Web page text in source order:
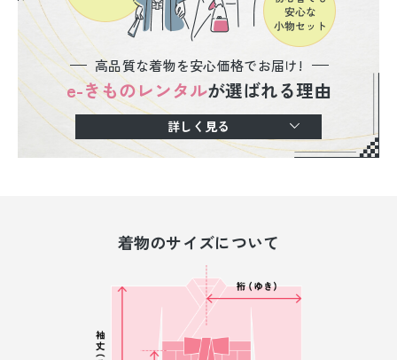
高品質な着物を安心価格でお届け!
e-きものレンタルが選ばれる理由
詳しく見る
着物のサイズについて